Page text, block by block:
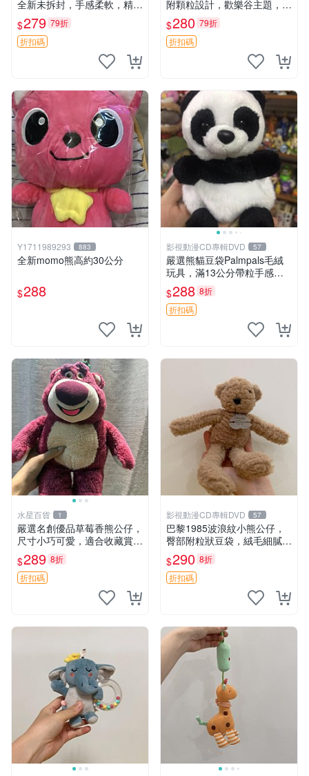
全新未拆封，手感柔軟，精緻
可愛，適合當伴侶或珍藏，尺
寸小巧不占空間，極具收藏價
值 波比媽媽 毛絨公仔 收藏品
$279 79折
折扣碼
附顆粒設計，歡樂谷主題，成
色清晰可視頻確認。歡樂購不
停！ 點點玩偶 歡樂谷 肚子帶
顆粒
$280 79折
折扣碼
Y1711989293 883
全新momo熊高約30公分
$288
影視動漫CD專輯DVD 57
嚴選熊貓豆袋Palmpals毛絨
玩具，滿13公分帶粒手感極
佳，電影主題周邊推薦 熊貓
Palmpals 毛絨玩具 豆袋 劇場
版周邊
$288 8折
折扣碼
水星百貨 1
嚴選名創優品草莓香熊公仔，
尺寸小巧可愛，適合收藏賞玩
30cm 玩具 公仔 草莓熊
$289 8折
折扣碼
影視動漫CD專輯DVD 57
巴黎1985波浪紋小熊公仔，
臀部附粒狀豆袋，絨毛細膩臉
部可愛，中古嚴選推薦 小熊
公仔 豆袋
$290 8折
折扣碼